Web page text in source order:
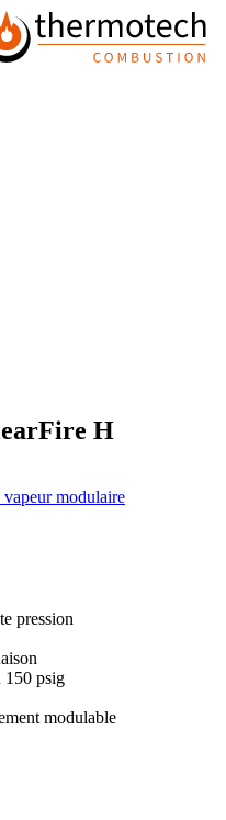
H
vapeur modulaire
pression
150 psig
modulable